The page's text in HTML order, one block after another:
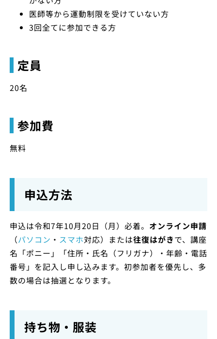
医師等から運動制限を受けていない方
3回全てに参加できる方
定員
20名
参加費
無料
申込方法
申込は令和7年10月20日（月）必着。 オンライン申請
（パソコン ・ スマホ対応）または往復はがきで、講座
名「ポニー」「住所・氏名（フリガナ）・年齢・電話
番号」を記入し申し込みます。初参加者を優先し、多
数の場合は抽選となります。
持ち物・服装